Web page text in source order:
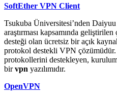
SoftEther VPN Client
Tsukuba Üniversitesi’nden
araştırması kapsamında
desteği olan ücretsiz bir açık
protokol destekli VPN çözümüdür.
protokollerini destekleyen,
birvpn yazılımıdır.
OpenVPN